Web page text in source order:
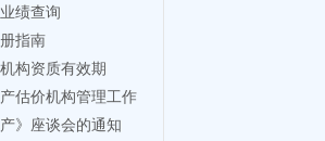
绩查询
指南
构资质有效期
估价机构管理工作
》座谈会的通知